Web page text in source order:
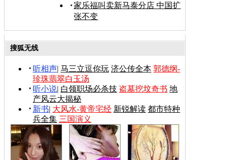
家乐福叫卖新马泰分店 中国扩
张不变
搜狐无线
听相声| 马三立逗你玩 济公传全本 郭德纲-
珍珠翡翠白玉汤
听小说| 白领职场必杀技 盗墓挖坟奇书 地
产风云大揭秘
新书| 大风水-黄帝宅经 新锐解读 都市特种
兵全集 三国演义